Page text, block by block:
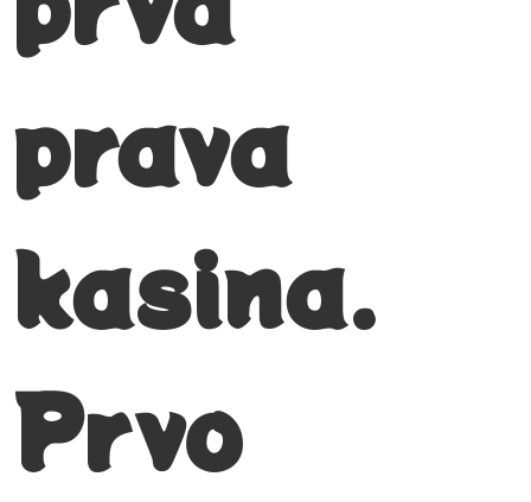
prava
kasina.
Prvo